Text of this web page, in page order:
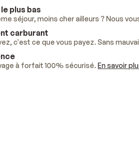
plus bas
séjour, moins cher ailleurs ? Nous
carburant
c'est ce que vous payez. Sans
à forfait 100% sécurisé. En savoir